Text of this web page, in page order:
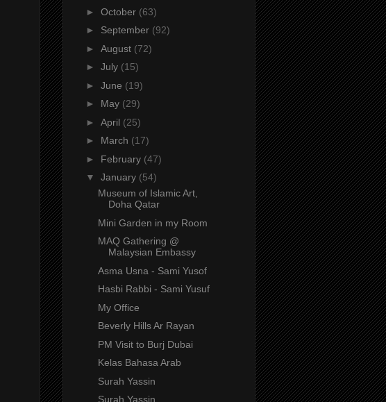
► October (63)
► September (92)
► August (72)
► July (15)
► June (19)
► May (29)
► April (25)
► March (17)
► February (47)
▼ January (54)
Museum of Islamic Art,
Doha Qatar
Mini Garden in my Room
MAQ Gathering @
Malaysian Embassy
Asma Usna - Sami Yusof
Hasbi Rabbi - Sami Yusuf
My Office
Beverly Hills Ar Rayan
PM Visit to Burj Dubai
Kelas Bahasa Arab
Surah Yassin
Surah Yassin